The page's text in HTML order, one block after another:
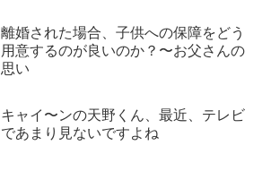
離婚された場合、子供への保障をどう
用意するのが良いのか？〜お父さんの
思い
キャイ〜ンの天野くん、最近、テレビ
であまり見ないですよね